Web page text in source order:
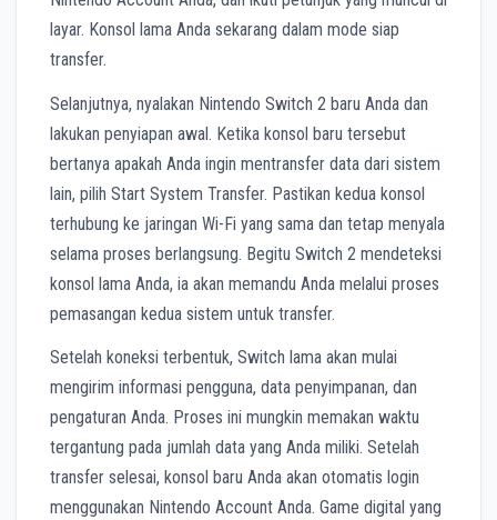
layar. Konsol lama Anda sekarang dalam mode siap
transfer.
Selanjutnya, nyalakan Nintendo Switch 2 baru Anda dan
lakukan penyiapan awal. Ketika konsol baru tersebut
bertanya apakah Anda ingin mentransfer data dari sistem
lain, pilih Start System Transfer. Pastikan kedua konsol
terhubung ke jaringan Wi-Fi yang sama dan tetap menyala
selama proses berlangsung. Begitu Switch 2 mendeteksi
konsol lama Anda, ia akan memandu Anda melalui proses
pemasangan kedua sistem untuk transfer.
Setelah koneksi terbentuk, Switch lama akan mulai
mengirim informasi pengguna, data penyimpanan, dan
pengaturan Anda. Proses ini mungkin memakan waktu
tergantung pada jumlah data yang Anda miliki. Setelah
transfer selesai, konsol baru Anda akan otomatis login
menggunakan Nintendo Account Anda. Game digital yang